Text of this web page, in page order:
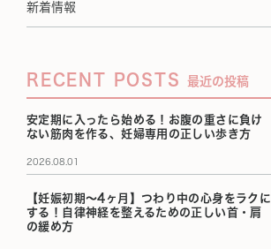
新着情報
RECENT POSTS 最近の投稿
安定期に入ったら始める！お腹の重さに負け
ない筋肉を作る、妊婦専用の正しい歩き方
2026.08.01
【妊娠初期〜4ヶ月】つわり中の心身をラクに
する！自律神経を整えるための正しい首・肩
の緩め方